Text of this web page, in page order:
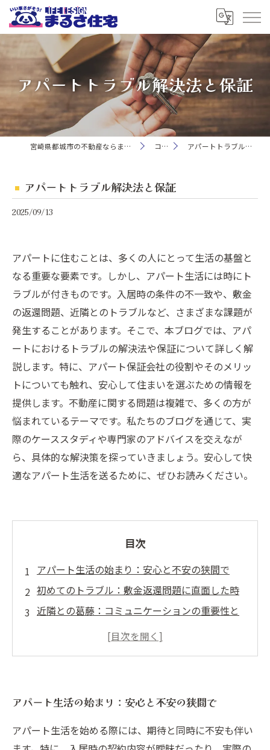
アパートトラブル解決法と保証
宮崎県都城市の不動産ならまるさ住宅株式会社 コラム アパートトラブル解決法と保証
アパートトラブル解決法と保証
2025/09/13
アパートに住むことは、多くの人にとって生活の基盤と
なる重要な要素です。しかし、アパート生活には時にト
ラブルが付きものです。入居時の条件の不一致や、敷金
の返還問題、近隣とのトラブルなど、さまざまな課題が
発生することがあります。そこで、本ブログでは、アパ
ートにおけるトラブルの解決法や保証について詳しく解
説します。特に、アパート保証会社の役割やそのメリッ
トについても触れ、安心して住まいを選ぶための情報を
提供します。不動産に関する問題は複雑で、多くの方が
悩まれているテーマです。私たちのブログを通じて、実
際のケーススタディや専門家のアドバイスを交えなが
ら、具体的な解決策を探っていきましょう。安心して快
適なアパート生活を送るために、ぜひお読みください。
目次
アパート生活の始まり：安心と不安の狭間で
初めてのトラブル：敷金返還問題に直面した時
近隣との葛藤：コミュニケーションの重要性と
不動産問題の解決法：賢い住まい選びのポイン
ト
安心なアパート生活への道：トラブルを乗り越
アパート生活の始まり：安心と不安の狭間で
アパート生活を始める際には、期待と同時に不安も伴い